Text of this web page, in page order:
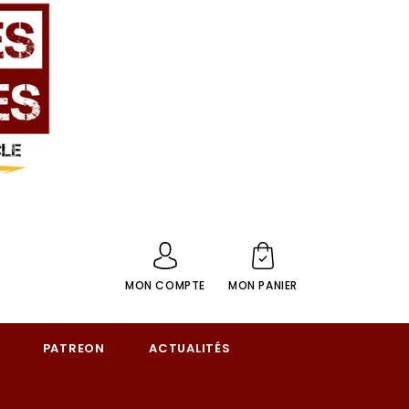
MON PANIER
MON COMPTE
PATREON ACTUALITÉS